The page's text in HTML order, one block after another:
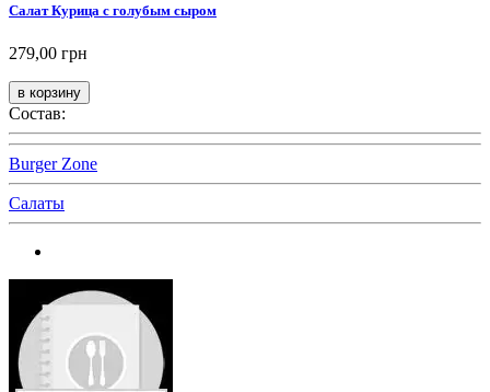
Салат Курица с голубым сыром
279,00 грн
Состав:
Burger Zone
Салаты